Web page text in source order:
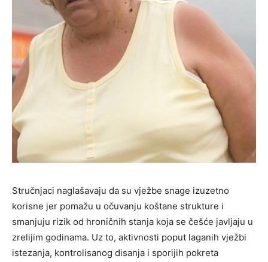
Stručnjaci naglašavaju da su vježbe snage izuzetno
korisne jer pomažu u očuvanju koštane strukture i
smanjuju rizik od hroničnih stanja koja se češće javljaju u
zrelijim godinama. Uz to, aktivnosti poput laganih vježbi
istezanja, kontrolisanog disanja i sporijih pokreta